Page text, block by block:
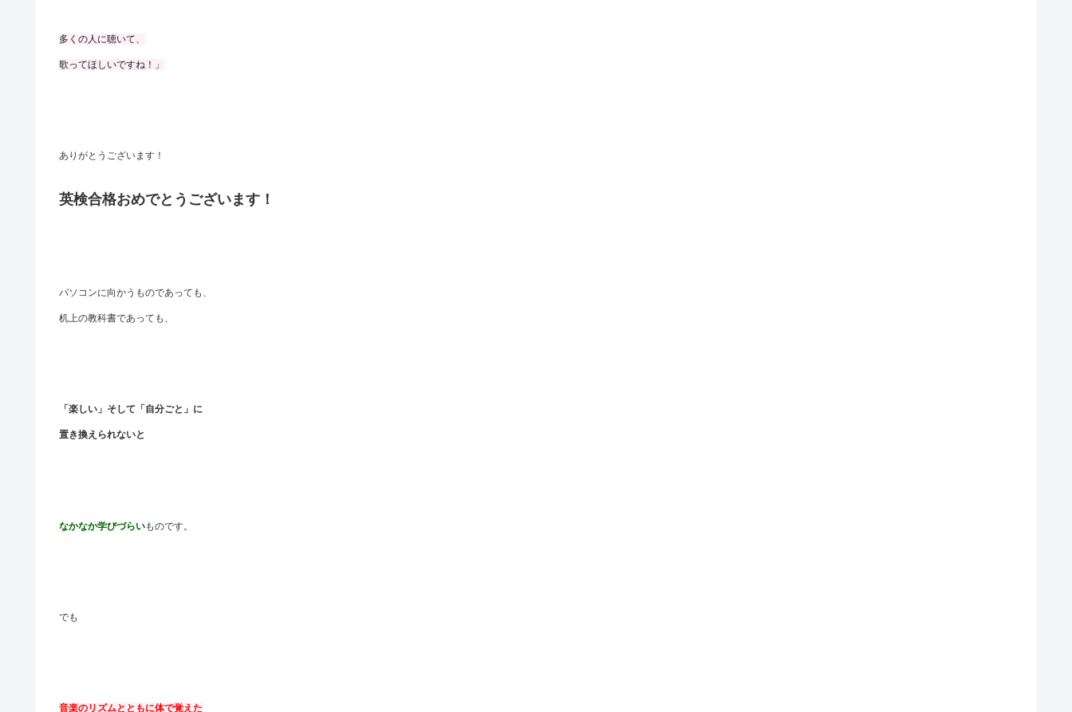
多くの人に聴いて、
歌ってほしいですね！」
ありがとうございます！
英検合格おめでとうございます！
パソコンに向かうものであっても、
机上の教科書であっても、
「楽しい」そして「自分ごと」に
置き換えられないと
なかなか学びづらいものです。
でも
音楽のリズムとともに体で覚えた